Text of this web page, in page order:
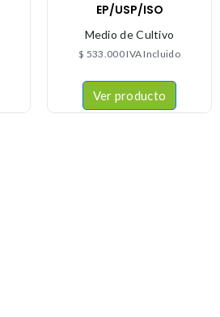
EP/USP/ISO
Medio de Cultivo
$ 533.000IVA Incluido
Ver producto